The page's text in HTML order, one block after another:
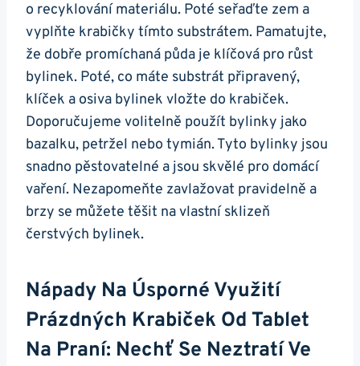
o recyklování materiálu. Poté ‍seřaďte zem a
vyplňte krabičky tímto​ substrátem. Pamatujte,
že dobře promíchaná ⁢půda je klíčová pro ⁢růst
bylinek. ⁢Poté, co máte substrát připravený,
klíček a osiva bylinek vložte ⁢do krabiček.
Doporučujeme⁢ volitelně použít bylinky jako
bazalku, petržel nebo tymián. Tyto bylinky jsou
snadno pěstovatelné a jsou skvělé pro domácí
vaření. Nezapomeňte zavlažovat pravidelně a⁣
brzy se můžete těšit na vlastní sklizeň
čerstvých bylinek.
Nápady Na Úsporné ​využití
‌prázdných Krabiček Od Tablet
Na Praní: Nechť Se Neztratí Ve